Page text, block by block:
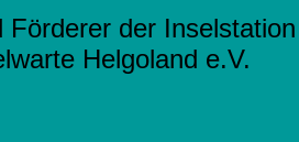
Förderer der
Helgoland e.V.